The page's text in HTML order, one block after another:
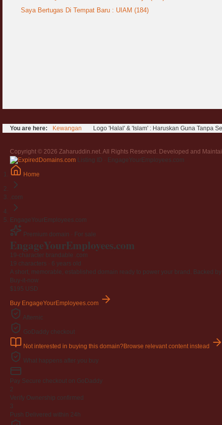
Saya Bertugas Di Tempat Baru : UIAM (184)
You are here: Kewangan Logo 'Halal' & 'Islam' : Haruskan Guna Tanpa
Copyright © 2026 Zaharuddin.net. All Rights Reserved. Developed and
Listing ID · EngageYourEmployees.com
Home
.com
EngageYourEmployees.com
Premium domain · For sale
EngageYourEmployees.com
19-character brandable .com
19 characters · 6 years old
A short, memorable, established domain ready to power your brand. Backed
Buy-it-now
$195 USD
Buy EngageYourEmployees.com
Afternic
GoDaddy checkout
Not interested in buying this domain?Browse relevant content instead
What happens after you buy
Pay Secure checkout on GoDaddy
2
Verify Ownership confirmed
3
Push Delivered within 24h